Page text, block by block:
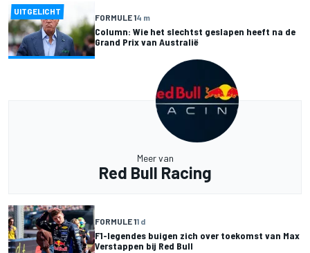
UITGELICHT
FORMULE 14 m
Column: Wie het slechtst geslapen heeft na de
Grand Prix van Australië
Meer van
Red Bull Racing
FORMULE 11 d
F1-legendes buigen zich over toekomst van Max
Verstappen bij Red Bull